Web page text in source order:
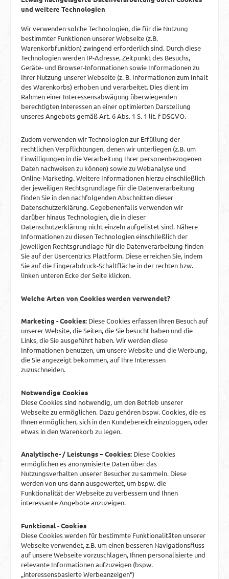
und weitere Technologien
Wir verwenden solche Technologien, die für die Nutzung
bestimmter Funktionen unserer Webseite (z.B.
Warenkorbfunktion) zwingend erforderlich sind. Durch diese
Technologien werden IP-Adresse, Zeitpunkt des Besuchs,
Geräte- und Browser-Informationen sowie Informationen zu
Ihrer Nutzung unserer Webseite (z. B. Informationen zum Inhalt
des Warenkorbs) erhoben und verarbeitet. Dies dient im
Rahmen einer Interessensabwägung überwiegenden
berechtigten Interessen an einer optimierten Darstellung
unseres Angebots gemäß Art. 6 Abs. 1 S. 1 lit. f DSGVO.
Zudem verwenden wir Technologien zur Erfüllung der
rechtlichen Verpflichtungen, denen wir unterliegen (z.B. um
Einwilligungen in die Verarbeitung Ihrer personenbezogenen
Daten nachweisen zu können) sowie zu Webanalyse und
Online-Marketing. Weitere Informationen hierzu einschließlich
der jeweiligen Rechtsgrundlage für die Datenverarbeitung
finden Sie in den nachfolgenden Abschnitten dieser
Datenschutzerklärung. Gegebenenfalls verwenden wir
darüber hinaus Technologien, die in dieser
Datenschutzerklärung nicht einzeln aufgelistet sind. Nähere
Informationen zu diesen Technologien einschließlich der
jeweiligen Rechtsgrundlage für die Datenverarbeitung finden
Sie auf der Usercentrics Plattform. Diese erreichen Sie, indem
Sie auf die Fingerabdruck-Schaltfläche in der rechten bzw.
linken unteren Ecke der Seite klicken.
Welche Arten von Cookies werden verwendet?
Marketing - Cookies: Diese Cookies erfassen Ihren Besuch auf
unserer Website, die Seiten, die Sie besucht haben und die
Links, die Sie ausgeführt haben. Wir werden diese
Informationen benutzen, um unsere Website und die Werbung,
die Sie angezeigt bekommen, auf Ihre Interessen
zuzuschneiden.
Notwendige Cookies
Diese Cookies sind notwendig, um den Betrieb unserer
Webseite zu ermöglichen. Dazu gehören bspw. Cookies, die es
Ihnen ermöglichen, sich in den Kundebereich einzuloggen, oder
etwas in den Warenkorb zu legen.
Analytische- / Leistungs – Cookies: Diese Cookies
ermöglichen es anonymisierte Daten über das
Nutzungsverhalten unserer Besucher zu sammeln. Diese
werden von uns dann ausgewertet, um bspw. die
Funktionalität der Webseite zu verbessern und Ihnen
interessante Angebote anzuzeigen.
Funktional - Cookies
Diese Cookies werden für bestimmte Funktionalitäten unserer
Webseite verwendet, z.B. um einen besseren Navigationsfluss
auf unsere Webseite vorzuschlagen, Ihnen personalisierte und
relevante Informationen aufzuzeigen (bspw.
„interessensbasierte Werbeanzeigen“)